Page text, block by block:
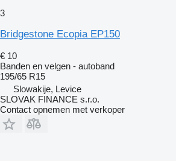
3
Bridgestone Ecopia EP150
€ 10
Banden en velgen - autoband
195/65 R15
Slowakije, Levice
SLOVAK FINANCE s.r.o.
Contact opnemen met verkoper